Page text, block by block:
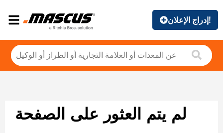
إدراج الإعلان!
لم يتم العثور على الصفحة